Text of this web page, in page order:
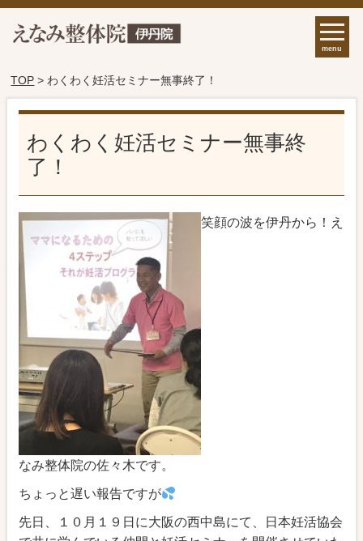
menu
TOP > わくわく妊活セミナー無事終了！
わくわく妊活セミナー無事終
了！
笑顔の波を伊丹から！え
なみ整体院の佐々木です。
ちょっと遅い報告ですが
先日、１０月１９日に大阪の西中島にて、日本妊活協会